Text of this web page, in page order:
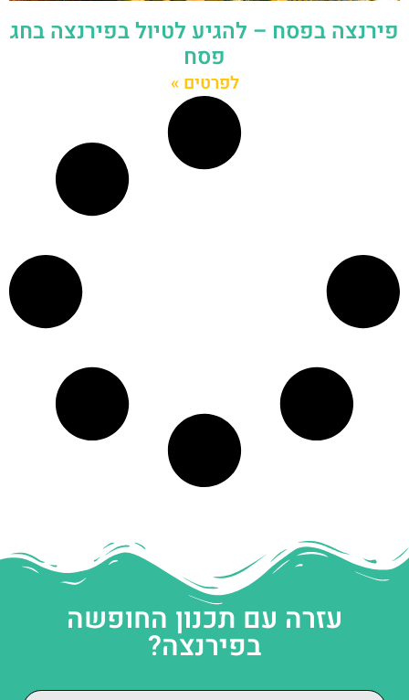
פירנצה בפסח – להגיע לטיול בפירנצה בחג
פסח
לפרטים »
עזרה עם תכנון החופשה
בפירנצה?